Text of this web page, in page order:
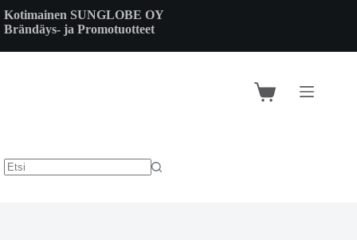
to
content
Kotimainen SUNGLOBE OY
Brändäys- ja Promotuotteet
Shopping